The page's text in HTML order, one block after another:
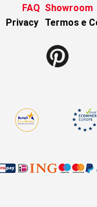
FAQ Showroom
Privacy Termos e